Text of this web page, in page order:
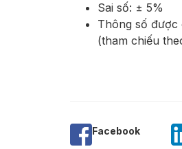
Sai số: ± 5%
Thông số được
(tham chiếu
Facebook